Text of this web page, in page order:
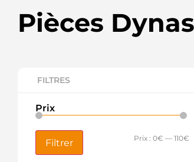
Pièces
FILTRES
Prix
Filtrer Prix : 0€ — 110€